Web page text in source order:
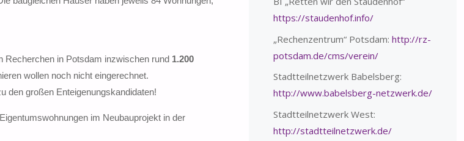
Recherchen in Potsdam inzwischen rund 1.200
wollen noch nicht eingerechnet.
den großen Enteigenungskandidaten!
im Neubauprojekt in der
https://staudenhof.info/
„Rechenzentrum“ Potsdam: http://rz-
potsdam.de/cms/verein/
Stadtteilnetzwerk Babelsberg:
http://www.babelsberg-netzwerk.de/
Stadtteilnetzwerk West:
http://stadtteilnetzwerk.de/